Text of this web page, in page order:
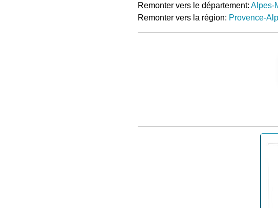
Remonter vers le département: Alpes-
Remonter vers la région: Provence-